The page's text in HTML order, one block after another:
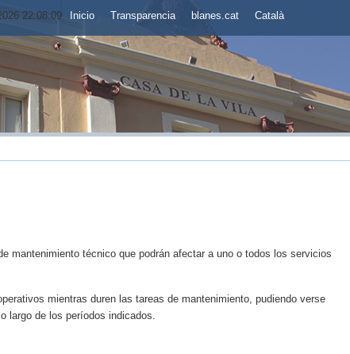
22:08:10 Inicio Transparencia blanes.cat Català
mantenimiento técnico que podrán afectar a uno o todos los servicios
mientras duren las tareas de mantenimiento, pudiendo verse
largo de los períodos indicados.